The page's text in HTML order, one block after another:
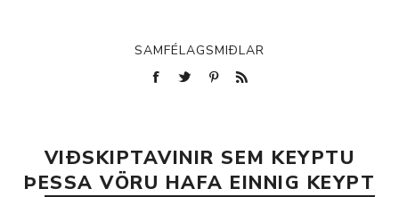
SAMFÉLAGSMIÐLAR
VIÐSKIPTAVINIR SEM KEYPTU
ÞESSA VÖRU HAFA EINNIG KEYPT